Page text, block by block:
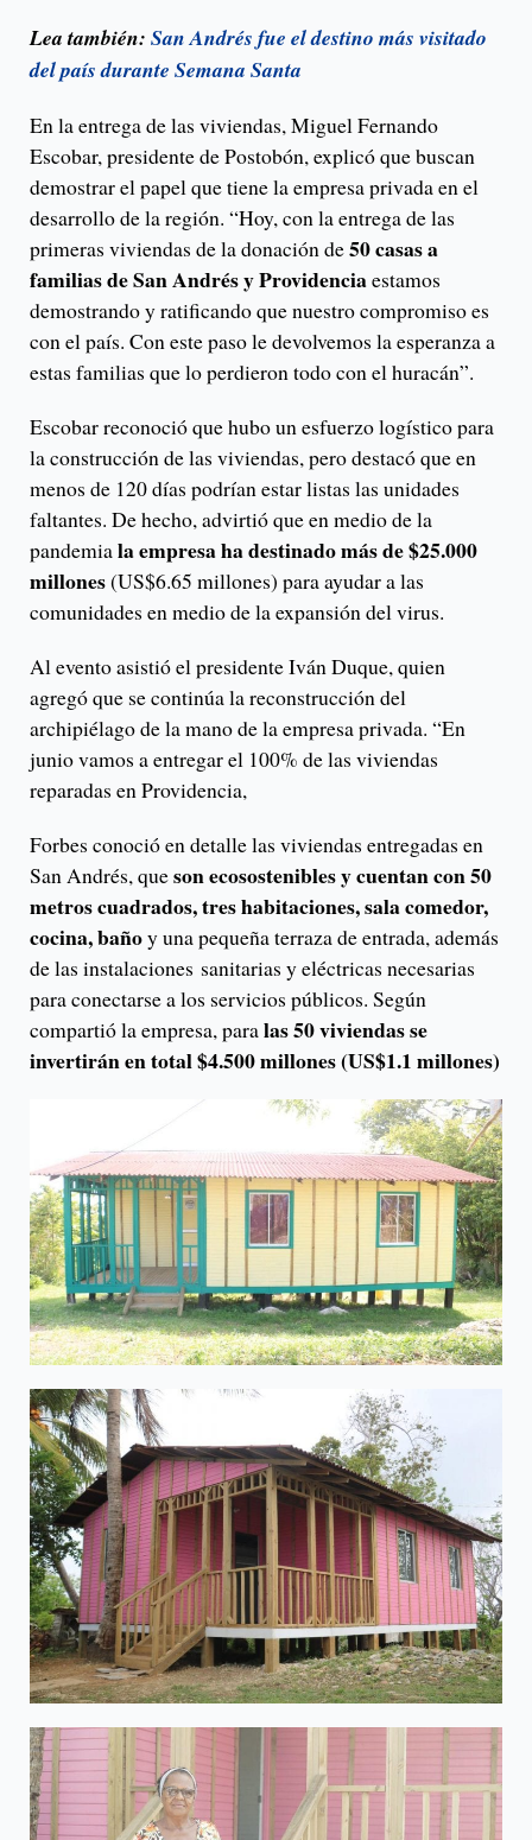
Lea también: San Andrés fue el destino más visitado
del país durante Semana Santa
En la entrega de las viviendas, Miguel Fernando
Escobar, presidente de Postobón, explicó que buscan
demostrar el papel que tiene la empresa privada en el
desarrollo de la región. “Hoy, con la entrega de las
primeras viviendas de la donación de50 casas a
familias de San Andrés y Providenciaestamos
demostrando y ratificando que nuestro compromiso es
con el país. Con este paso le devolvemos la esperanza a
estas familias que lo perdieron todo con el huracán”.
Escobar reconoció que hubo un esfuerzo logístico para
la construcción de las viviendas, pero destacó que en
menos de 120 días podrían estar listas las unidades
faltantes. De hecho, advirtió que en medio de la
pandemiala empresa ha destinado más de $25.000
millones(US$6.65 millones) para ayudar a las
comunidades en medio de la expansión del virus.
Al evento asistió el presidente Iván Duque, quien
agregó que se continúa la reconstrucción del
archipiélago de la mano de la empresa privada. “En
junio vamos a entregar el 100% de las viviendas
reparadas en Providencia,
Forbes conoció en detalle las viviendas entregadas en
San Andrés, queson ecosostenibles y cuentan con 50
metros cuadrados, tres habitaciones, sala comedor,
cocina, bañoy una pequeña terraza de entrada, además
de las instalaciones sanitarias y eléctricas necesarias
para conectarse a los servicios públicos. Según
compartió la empresa, paralas 50 viviendas se
invertirán en total $4.500 millones (US$1.1 millones)